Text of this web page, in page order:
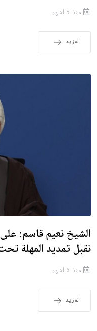
منذ 5 أشهر
المزيد
الشيخ نعيم قاسم:
نقبل تمديد المهلة
منذ 6 أشهر
المزيد